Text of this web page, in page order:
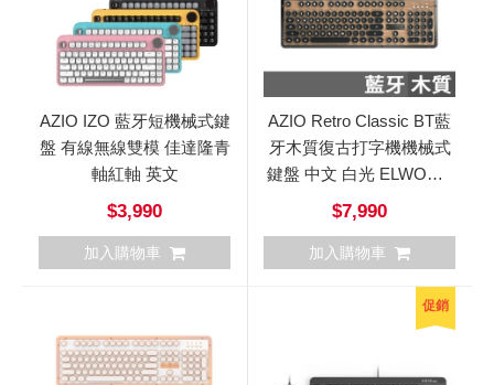
AZIO IZO 藍牙短機械式鍵
盤 有線無線雙模 佳達隆青
軸紅軸 英文
$3,990
加入購物車
AZIO Retro Classic BT藍
牙木質復古打字機機械式
鍵盤 中文 白光 ELWOOD
核桃木 MAPLE 楓木
$7,990
加入購物車
促銷